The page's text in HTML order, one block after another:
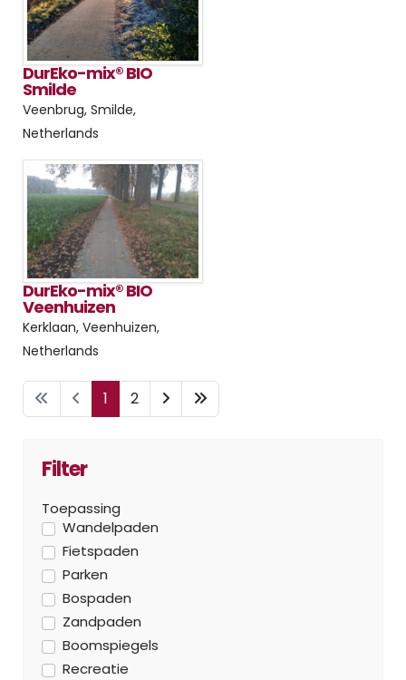
DurEko-mix® BIO
Smilde
Veenbrug, Smilde,
Netherlands
DurEko-mix® BIO
Veenhuizen
Kerklaan, Veenhuizen,
Netherlands
1 2
Filter
Toepassing
Wandelpaden
Fietspaden
Parken
Bospaden
Zandpaden
Boomspiegels
Recreatie